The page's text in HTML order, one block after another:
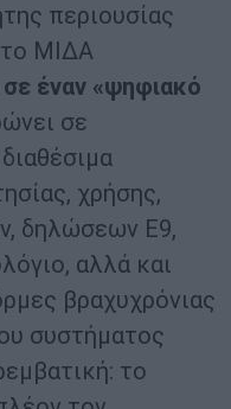
περιουσίας
το ΜΙΔΑ
έναν «ψηφιακό
σε
χρήσης,
δηλώσεων Ε9,
αλλά και
βραχυχρόνιας
συστήματος
το